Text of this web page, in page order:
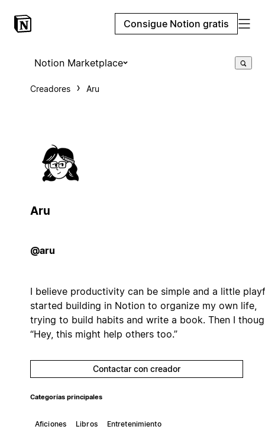
Consigue Notion gratis
Notion Marketplace
Creadores Aru
Aru
@aru
I believe productivity can be simple and a little
started building in Notion to organize my own life,
trying to build habits and write a book. Then I
“Hey, this might help others too.”
Contactar con creador
Categorías principales
Aficiones Libros Entretenimiento